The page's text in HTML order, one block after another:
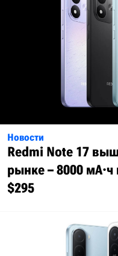
Новости
Redmi Note 17
рынке – 8000
$295